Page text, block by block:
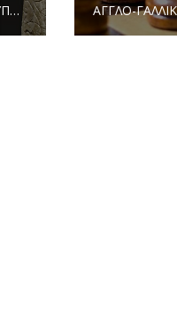
ΠΊΝΑΚΕΣ ΖΩΓΡΑΦΙΚΉΣ Ή ΓΚΡΑΒΟΎΡΕΣ Ή ΞΥΛΌΓΛΥΠΤΑ ΑΠΌ ΤΑ ΜΕΣΑΙΩΝΙΚΆ ΧΡΌΝΙΑ, ΜΕ ΘΈΜΑ ΤΟ ΣΚΆΚΙ